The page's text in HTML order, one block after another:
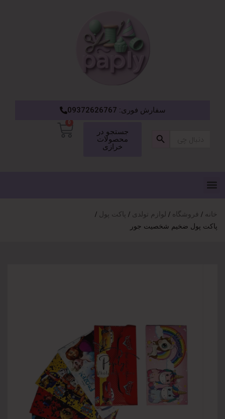
سفارش فوری: 09372626767
برای:
جستجو در
محصولات
خرازی
0
خانه فروشگاه لوازم تولدی
پاکت پول
پاکت پول ضخیم شخصیت جور